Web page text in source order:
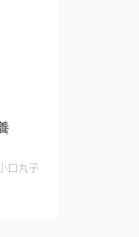
口丸子